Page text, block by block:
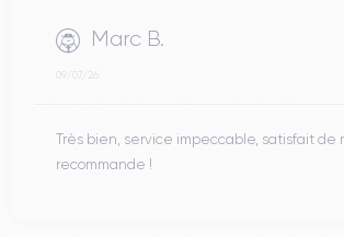
Marc B.
09/07/26
Très bien, service impeccable, satisfait de
recommande !